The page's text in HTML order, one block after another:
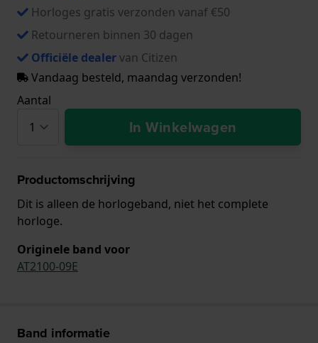
Horloges gratis verzonden vanaf €50
Retourneren binnen 30 dagen
Officiële dealervan Citizen
Vandaag besteld, maandag verzonden!
Aantal
In Winkelwagen
Productomschrijving
Dit is alleen de horlogeband, niet het complete
horloge.
Originele band voor
AT2100-09E
Band informatie